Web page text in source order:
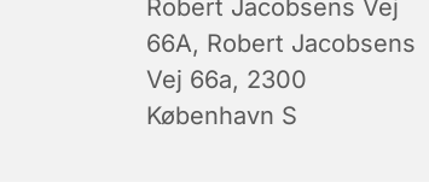
Robert Jacobsens Vej
66A, Robert Jacobsens
Vej 66a, 2300
København S